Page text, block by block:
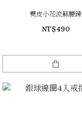
麂皮小花流蘇腰鍊
NT$490